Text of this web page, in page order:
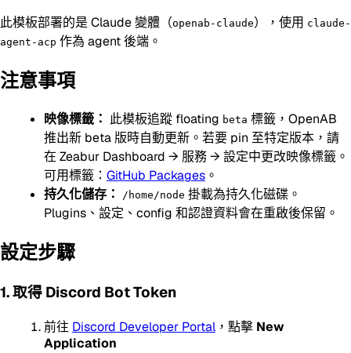
此模板部署的是 Claude 變體（openab-claude），使用 claude-
agent-acp 作為 agent 後端。
注意事項
映像標籤： 此模板追蹤 floating beta 標籤，OpenAB
推出新 beta 版時自動更新。若要 pin 至特定版本，請
在 Zeabur Dashboard → 服務 → 設定中更改映像標籤。
可用標籤： GitHub Packages 。
持久化儲存：
/home/node 掛載為持久化磁碟。
Plugins、設定、config 和認證資料會在重啟後保留。
設定步驟
1. 取得 Discord Bot Token
前往 Discord Developer Portal ，點擊 New
Application